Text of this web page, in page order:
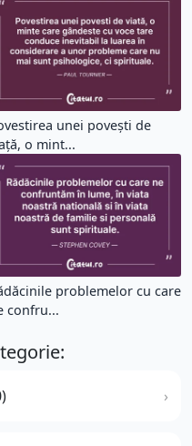
unei povești de
o mint...
problemelor cu care
confru...